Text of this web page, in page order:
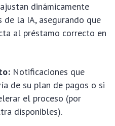
dinámicamente
de la IA, asegurando que
al préstamo correcto en
Notificaciones que
de su plan de pagos o si
el proceso (por
disponibles).